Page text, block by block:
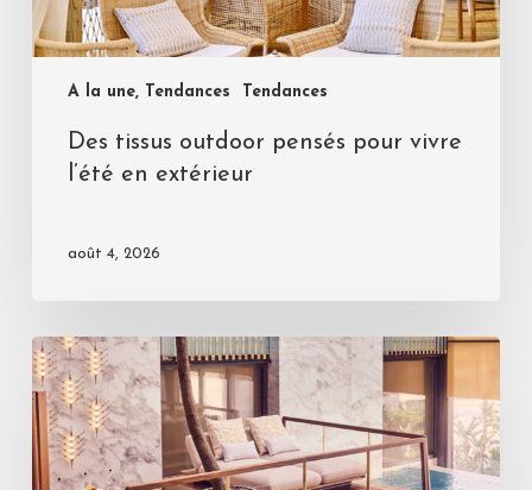
A la une, Tendances Tendances
Des tissus outdoor pensés pour vivre
l’été en extérieur
août 4, 2026